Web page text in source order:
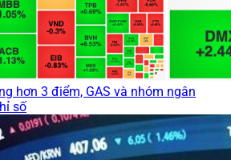
hơn 3 điểm, GAS và nhóm ngân
số